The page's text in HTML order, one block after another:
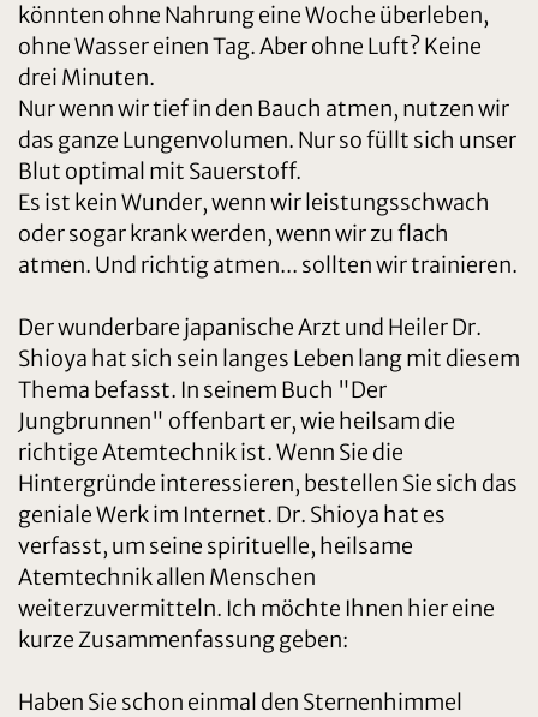
könnten ohne Nahrung eine Woche überleben,
ohne Wasser einen Tag. Aber ohne Luft? Keine
drei Minuten.
Nur wenn wir tief in den Bauch atmen, nutzen wir
das ganze Lungenvolumen. Nur so füllt sich unser
Blut optimal mit Sauerstoff.
Es ist kein Wunder, wenn wir leistungsschwach
oder sogar krank werden, wenn wir zu flach
atmen. Und richtig atmen... sollten wir trainieren.
Der wunderbare japanische Arzt und Heiler Dr.
Shioya hat sich sein langes Leben lang mit diesem
Thema befasst. In seinem Buch "Der
Jungbrunnen" offenbart er, wie heilsam die
richtige Atemtechnik ist. Wenn Sie die
Hintergründe interessieren, bestellen Sie sich das
geniale Werk im Internet. Dr. Shioya hat es
verfasst, um seine spirituelle, heilsame
Atemtechnik allen Menschen
weiterzuvermitteln. Ich möchte Ihnen hier eine
kurze Zusammenfassung geben:
Haben Sie schon einmal den Sternenhimmel